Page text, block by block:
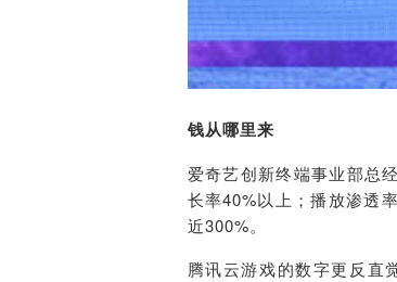
钱从哪里来
爱奇艺创新终端事业部总
长率40%以上；播放渗透
近300%。
腾讯云游戏的数字更反直